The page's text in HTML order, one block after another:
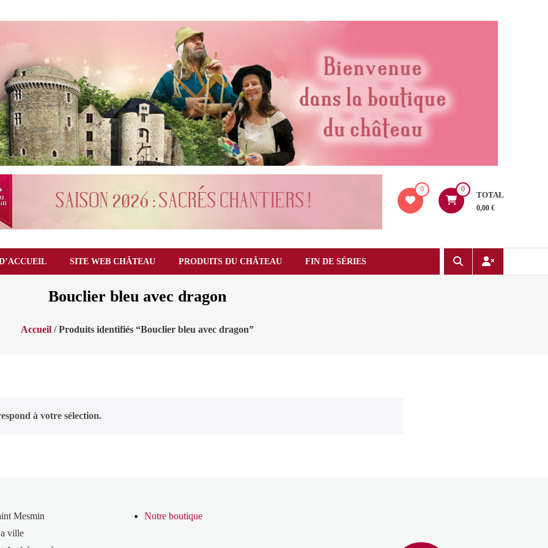
0 0
TOTAL
0,00 €
SITE WEB CHÂTEAU PRODUITS DU CHÂTEAU FIN DE SÉRIES
Bouclier bleu avec dragon
Accueil/ Produits identifiés “Bouclier bleu avec dragon”
à votre sélection.
Mesmin
ville
Notre boutique